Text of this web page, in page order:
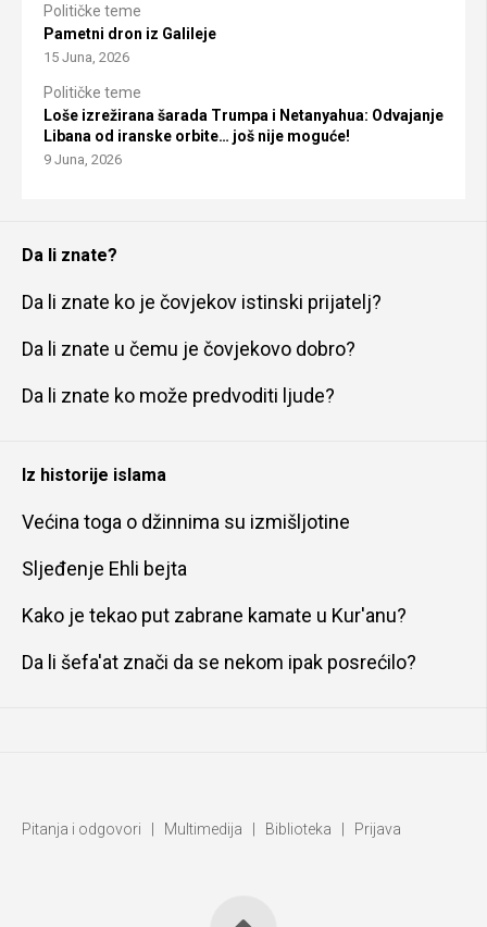
Političke teme
Pametni dron iz Galileje
15 Juna, 2026
Političke teme
Loše izrežirana šarada Trumpa i Netanyahua: Odvajanje
Libana od iranske orbite… još nije moguće!
9 Juna, 2026
Da li znate?
Da li znate ko je čovjekov istinski prijatelj?
Da li znate u čemu je čovjekovo dobro?
Da li znate ko može predvoditi ljude?
Iz historije islama
Većina toga o džinnima su izmišljotine
Sljeđenje Ehli bejta
Kako je tekao put zabrane kamate u Kur'anu?
Da li šefa'at znači da se nekom ipak posrećilo?
Pitanja i odgovori Multimedija Biblioteka Prijava